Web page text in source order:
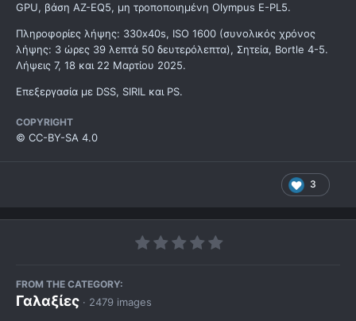
GPU, βάση AZ-EQ5, μη τροποποιημένη Olympus E-PL5.
Πληροφορίες λήψης: 330x40s, ISO 1600 (συνολικός χρόνος
λήψης: 3 ώρες 39 λεπτά 50 δευτερόλεπτα), Σητεία, Bortle 4-5.
Λήψεις 7, 18 και 22 Μαρτίου 2025.
Επεξεργασία με DSS, SIRIL και PS.
COPYRIGHT
© CC-BY-SA 4.0
3
FROM THE CATEGORY:
Γαλαξίες · 2479 images